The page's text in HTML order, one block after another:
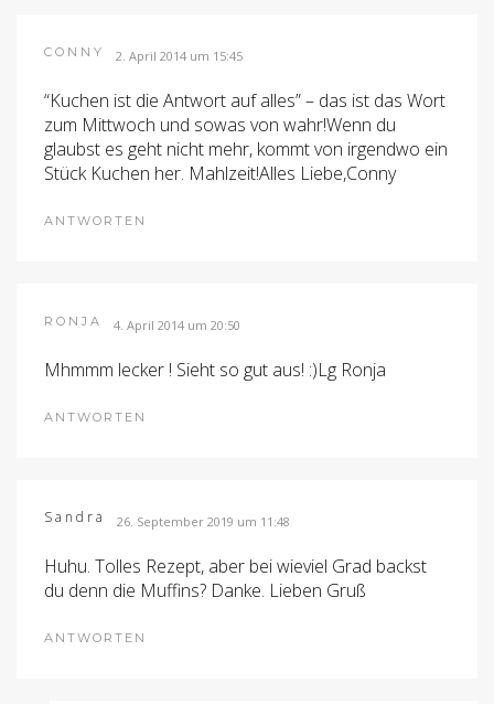
CONNY 2. April 2014 um 15:45
“Kuchen ist die Antwort auf alles” – das ist das Wort
zum Mittwoch und sowas von wahr!Wenn du
glaubst es geht nicht mehr, kommt von irgendwo ein
Stück Kuchen her. Mahlzeit!Alles Liebe,Conny
ANTWORTEN
RONJA 4. April 2014 um 20:50
Mhmmm lecker ! Sieht so gut aus! :)Lg Ronja
ANTWORTEN
Sandra 26. September 2019 um 11:48
Huhu. Tolles Rezept, aber bei wieviel Grad backst
du denn die Muffins? Danke. Lieben Gruß
ANTWORTEN